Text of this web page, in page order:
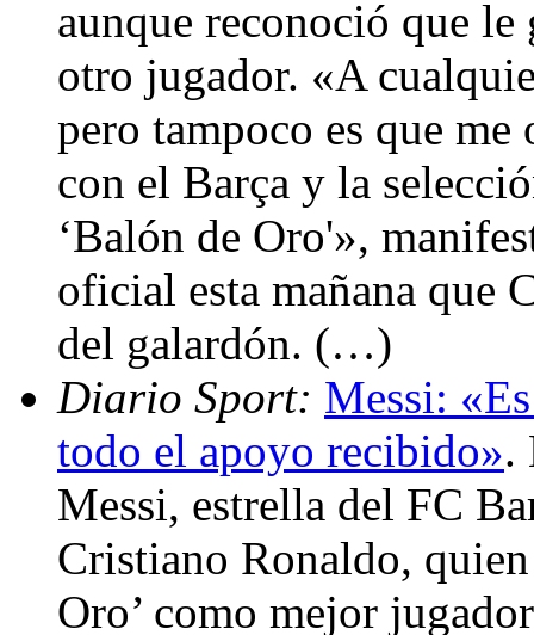
aunque reconoció que
otro jugador. «A
pero tampoco es que
con el Barça y la
‘Balón de Oro'»,
oficial esta mañana que
del galardón. (…)
Diario Sport: Messi:
todo el apoyo recibido».
Messi, estrella del FC
Cristiano Ronaldo,
Oro’ como mejor